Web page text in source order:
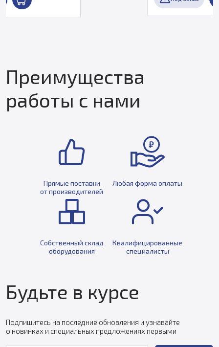
Преимущества
работы с нами
Прямые поставки
от производителей
Любая форма оплаты
Собственный склад
оборудования
Квалифицированные
специалисты
Будьте в курсе
Подпишитесь на последние обновления и узнавайте
о новинках и специальных предложениях первыми